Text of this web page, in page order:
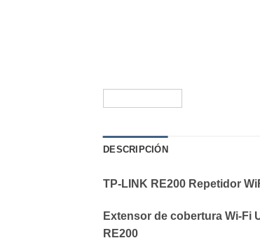
DESCRIPCIÓN
TP-LINK RE200 Repetidor
Extensor de cobertura Wi-Fi
RE200